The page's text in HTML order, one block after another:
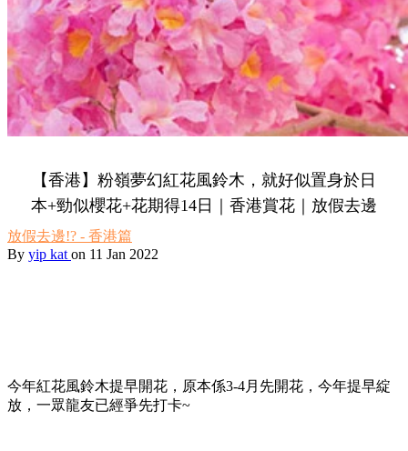
【香港】粉嶺夢幻紅花風鈴木，就好似置身於日
本+勁似櫻花+花期得14日｜香港賞花｜放假去邊
放假去邊!? - 香港篇
By yip kat on 11 Jan 2022
今年紅花風鈴木提早開花，原本係3-4月先開花，今年提早綻
放，一眾龍友已經爭先打卡~